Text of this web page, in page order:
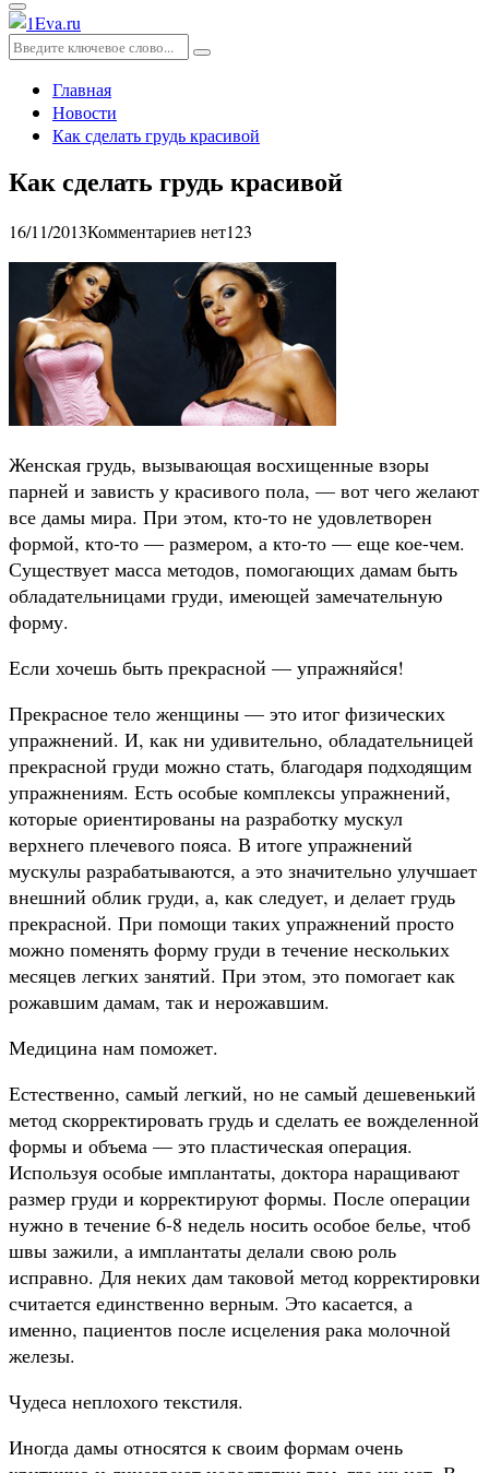
Основное
меню
Искать:
Поиск
Главная
Новости
Как сделать грудь красивой
Как сделать грудь красивой
16/11/2013Комментариев нет123
Женская грудь, вызывающая восхищенные взоры
парней и зависть у красивого пола, — вот чего желают
все дамы мира. При этом, кто-то не удовлетворен
формой, кто-то — размером, а кто-то — еще кое-чем.
Существует масса методов, помогающих дамам быть
обладательницами груди, имеющей замечательную
форму.
Если хочешь быть прекрасной — упражняйся!
Прекрасное тело женщины — это итог физических
упражнений. И, как ни удивительно, обладательницей
прекрасной груди можно стать, благодаря подходящим
упражнениям. Есть особые комплексы упражнений,
которые ориентированы на разработку мускул
верхнего плечевого пояса. В итоге упражнений
мускулы разрабатываются, а это значительно улучшает
внешний облик груди, а, как следует, и делает грудь
прекрасной. При помощи таких упражнений просто
можно поменять форму груди в течение нескольких
месяцев легких занятий. При этом, это помогает как
рожавшим дамам, так и нерожавшим.
Медицина нам поможет.
Естественно, самый легкий, но не самый дешевенький
метод скорректировать грудь и сделать ее вожделенной
формы и объема — это пластическая операция.
Используя особые имплантаты, доктора наращивают
размер груди и корректируют формы. После операции
нужно в течение 6-8 недель носить особое белье, чтоб
швы зажили, а имплантаты делали свою роль
исправно. Для неких дам таковой метод корректировки
считается единственно верным. Это касается, а
именно, пациентов после исцеления рака молочной
железы.
Чудеса неплохого текстиля.
Иногда дамы относятся к своим формам очень